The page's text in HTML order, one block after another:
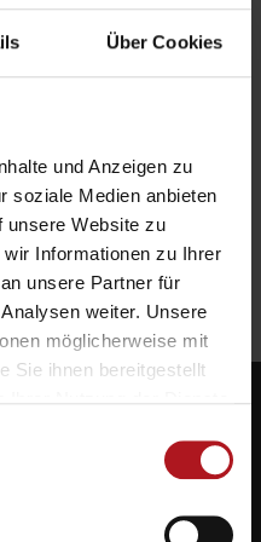
Über Cookies
und Anzeigen zu
soziale Medien anbieten
unsere Website zu
Informationen zu Ihrer
unsere Partner für
weiter. Unsere
möglicherweise mit
Sie ihnen bereitgestellt